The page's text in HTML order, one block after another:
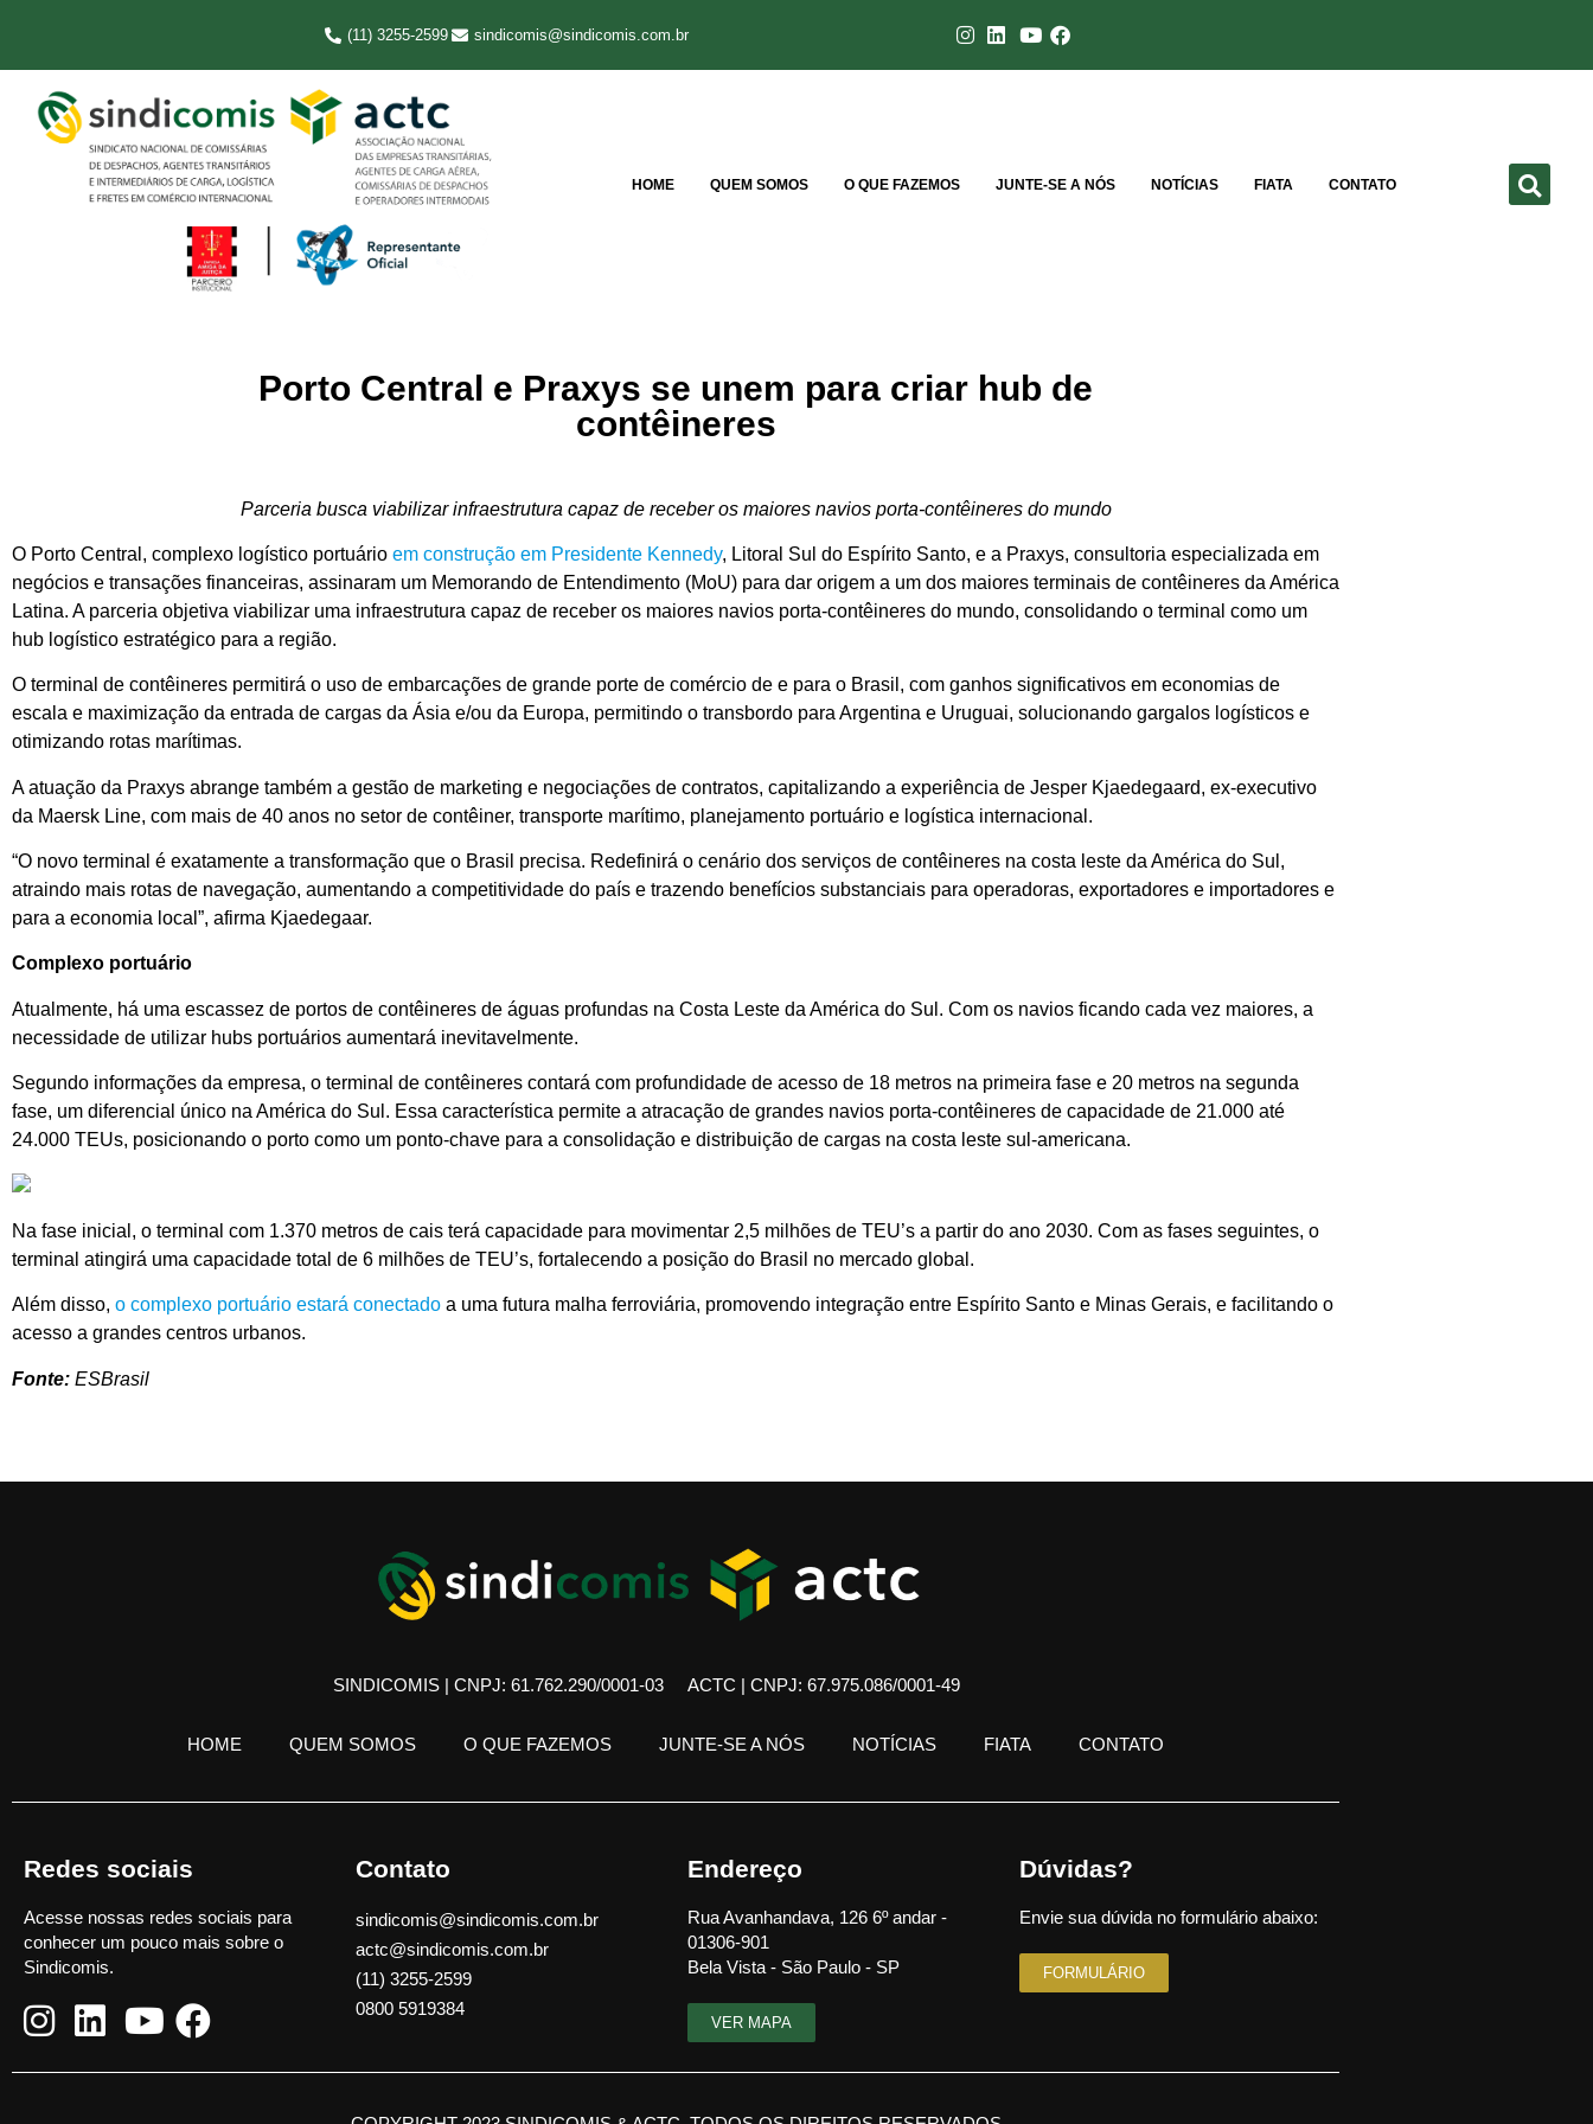
(11) 3255-2599 sindicomis@sindicomis.com.br
HOME QUEM SOMOS O QUE FAZEMOS JUNTE-SE A NÓS NOTÍCIAS FIATA CONTATO
Porto Central e Praxys se unem para criar hub de
contêineres
Parceria busca viabilizar infraestrutura capaz de receber os maiores navios porta-contêineres do mundo
O Porto Central, complexo logístico portuário em construção em Presidente Kennedy, Litoral Sul do Espírito Santo, e a Praxys, consultoria especializada em
negócios e transações financeiras, assinaram um Memorando de Entendimento (MoU) para dar origem a um dos maiores terminais de contêineres da América
Latina. A parceria objetiva viabilizar uma infraestrutura capaz de receber os maiores navios porta-contêineres do mundo, consolidando o terminal como um
hub logístico estratégico para a região.
O terminal de contêineres permitirá o uso de embarcações de grande porte de comércio de e para o Brasil, com ganhos significativos em economias de
escala e maximização da entrada de cargas da Ásia e/ou da Europa, permitindo o transbordo para Argentina e Uruguai, solucionando gargalos logísticos e
otimizando rotas marítimas.
A atuação da Praxys abrange também a gestão de marketing e negociações de contratos, capitalizando a experiência de Jesper Kjaedegaard, ex-executivo
da Maersk Line, com mais de 40 anos no setor de contêiner, transporte marítimo, planejamento portuário e logística internacional.
“O novo terminal é exatamente a transformação que o Brasil precisa. Redefinirá o cenário dos serviços de contêineres na costa leste da América do Sul,
atraindo mais rotas de navegação, aumentando a competitividade do país e trazendo benefícios substanciais para operadoras, exportadores e importadores e
para a economia local”, afirma Kjaedegaar.
Complexo portuário
Atualmente, há uma escassez de portos de contêineres de águas profundas na Costa Leste da América do Sul. Com os navios ficando cada vez maiores, a
necessidade de utilizar hubs portuários aumentará inevitavelmente.
Segundo informações da empresa, o terminal de contêineres contará com profundidade de acesso de 18 metros na primeira fase e 20 metros na segunda
fase, um diferencial único na América do Sul. Essa característica permite a atracação de grandes navios porta-contêineres de capacidade de 21.000 até
24.000 TEUs, posicionando o porto como um ponto-chave para a consolidação e distribuição de cargas na costa leste sul-americana.
Na fase inicial, o terminal com 1.370 metros de cais terá capacidade para movimentar 2,5 milhões de TEU’s a partir do ano 2030. Com as fases seguintes, o
terminal atingirá uma capacidade total de 6 milhões de TEU’s, fortalecendo a posição do Brasil no mercado global.
Além disso, o complexo portuário estará conectado a uma futura malha ferroviária, promovendo integração entre Espírito Santo e Minas Gerais, e facilitando o
acesso a grandes centros urbanos.
Fonte: ESBrasil
SINDICOMIS | CNPJ: 61.762.290/0001-03 ACTC | CNPJ: 67.975.086/0001-49
HOME QUEM SOMOS O QUE FAZEMOS JUNTE-SE A NÓS NOTÍCIAS FIATA CONTATO
Redes sociais
Acesse nossas redes sociais para
conhecer um pouco mais sobre o
Sindicomis.
Contato
sindicomis@sindicomis.com.br
actc@sindicomis.com.br
(11) 3255-2599
0800 5919384
Endereço
Rua Avanhandava, 126 6º andar -
01306-901
Bela Vista - São Paulo - SP
VER MAPA
Dúvidas?
Envie sua dúvida no formulário abaixo:
FORMULÁRIO